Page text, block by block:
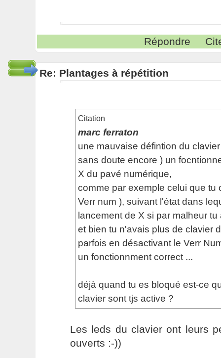
Répondre
Re: Plantages à répétition
Citation
marc ferraton
une mauvaise défintion du
sans doute encore ) un
X du pavé numérique,
comme par exemple celui que tu
Verr num ), suivant l'état dans
lancement de X si par malheur
et bien tu n'avais plus de clavier
parfois en désactivant le Verr
un fonctionnment correct ...
déjà quand tu es bloqué est-ce
clavier sont tjs active ?
Les leds du clavier ont leurs
ouverts :-))